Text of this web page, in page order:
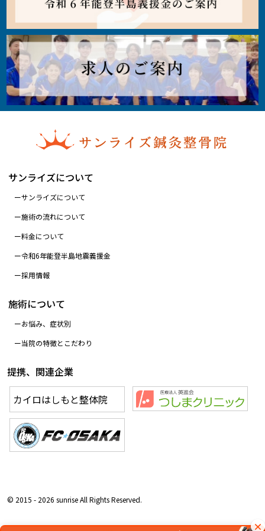
サンライズについて
サンライズについて
施術の流れについて
料金について
令和6年能登半島地震義援金
採用情報
施術について
お悩み、症状別
当院の特徴とこだわり
提携、関連企業
カイロはしもと整体院
© 2015 - 2026 sunrise All Rights Reserved.
×